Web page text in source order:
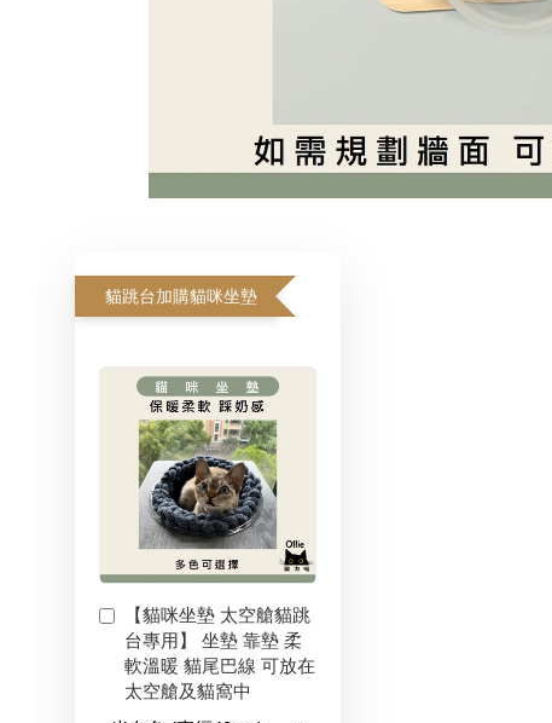
貓跳台加購貓咪坐墊
【貓咪坐墊 太空艙貓跳
台專用】 坐墊 靠墊 柔
軟溫暖 貓尾巴線 可放在
太空艙及貓窩中